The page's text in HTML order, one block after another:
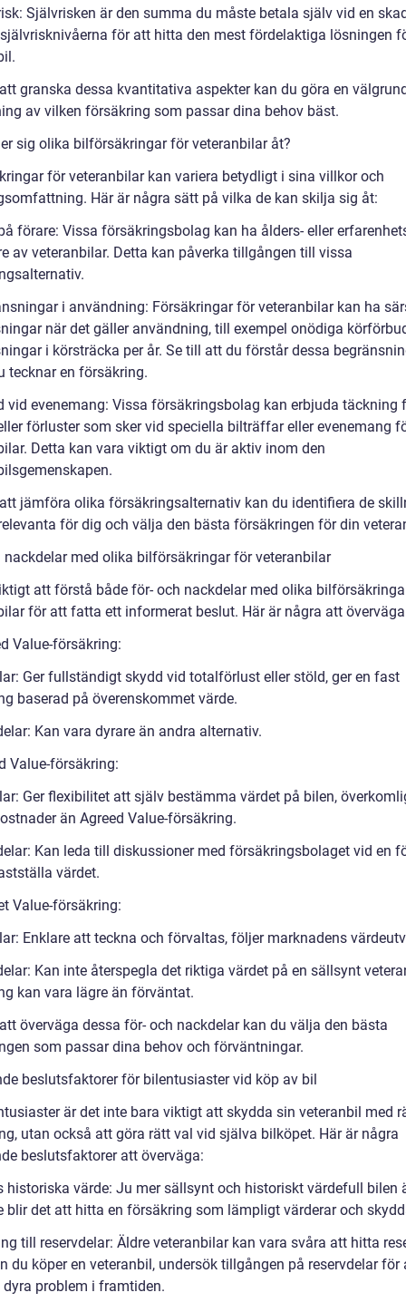
Självrisken är den summa du måste betala själv vid en
för att hitta den mest fördelaktiga lösningen
granska dessa kvantitativa aspekter kan du göra en
av vilken försäkring som passar dina behov bäst.
sig olika bilförsäkringar för veteranbilar åt?
för veteranbilar kan variera betydligt i sina villkor och
Här är några sätt på vilka de kan skilja sig åt:
förare: Vissa försäkringsbolag kan ha ålders- eller
av veteranbilar. Detta kan påverka tillgången till vissa
i användning: Försäkringar för veteranbilar kan ha
när det gäller användning, till exempel onödiga
i körsträcka per år. Se till att du förstår dessa
tecknar en försäkring.
vid evenemang: Vissa försäkringsbolag kan erbjuda täckning
förluster som sker vid speciella bilträffar eller evenemang
Detta kan vara viktigt om du är aktiv inom den
jämföra olika försäkringsalternativ kan du identifiera de
för dig och välja den bästa försäkringen för din
nackdelar med olika bilförsäkringar för veteranbilar
att förstå både för- och nackdelar med olika
för att fatta ett informerat beslut. Här är några att
Value-försäkring:
Ger fullständigt skydd vid totalförlust eller stöld, ger en fast
baserad på överenskommet värde.
Kan vara dyrare än andra alternativ.
Value-försäkring:
Ger flexibilitet att själv bestämma värdet på bilen,
än Agreed Value-försäkring.
Kan leda till diskussioner med försäkringsbolaget vid en
värdet.
Value-försäkring:
Enklare att teckna och förvaltas, följer marknadens
Kan inte återspegla det riktiga värdet på en sällsynt
kan vara lägre än förväntat.
överväga dessa för- och nackdelar kan du välja den bästa
som passar dina behov och förväntningar.
beslutsfaktorer för bilentusiaster vid köp av bil
är det inte bara viktigt att skydda sin veteranbil med
utan också att göra rätt val vid själva bilköpet. Här är några
beslutsfaktorer att överväga:
historiska värde: Ju mer sällsynt och historiskt värdefull bilen
blir det att hitta en försäkring som lämpligt värderar och
till reservdelar: Äldre veteranbilar kan vara svåra att hitta
du köper en veteranbil, undersök tillgången på reservdelar för
problem i framtiden.